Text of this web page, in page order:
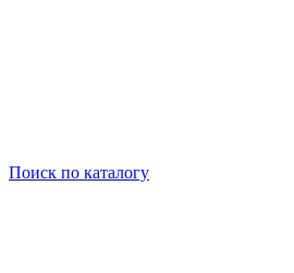
Поиск по каталогу